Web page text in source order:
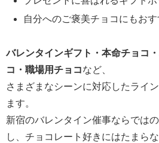
自分へのご褒美チョコにもおす
バレンタインギフト・本命チョコ
コ・職場用チョコなど、
さまざまなシーンに対応したライ
ます。
新宿のバレンタイン催事ならでは
し、チョコレート好きにはたまら